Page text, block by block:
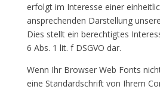
erfolgt im Interesse einer
ansprechenden Darstellung
Dies stellt ein berechtigtes
6 Abs. 1 lit. f DSGVO dar.
Wenn Ihr Browser Web Fonts
eine Standardschrift von Ihrem